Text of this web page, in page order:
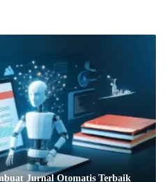
Jurnal Otomatis Terbaik